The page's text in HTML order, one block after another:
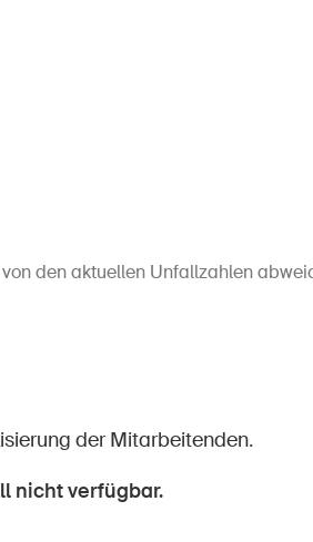
den aktuellen Unfallzahlen
der Mitarbeitenden.
nicht verfügbar.